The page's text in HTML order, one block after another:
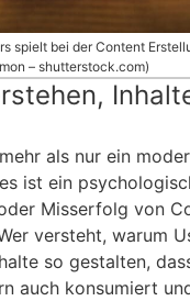
spielt bei der Content
– shutterstock.com)
als nur ein
ist ein
Misserfolg von
versteht, warum
so gestalten,
auch konsumiert